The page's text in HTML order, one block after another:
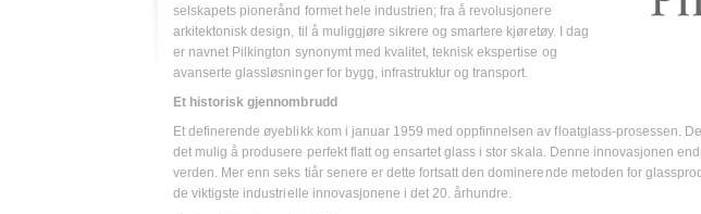
selskapets pionerånd formet hele industrien; fra å revolusjonere
arkitektonisk design, til å muliggjøre sikrere og smartere kjøretøy. I dag
er navnet Pilkington synonymt med kvalitet, teknisk ekspertise og
avanserte glassløsninger for bygg, infrastruktur og transport.
Et historisk gjennombrudd
Et definerende øyeblikk kom i januar 1959 med oppfinnelsen av floatglass-prosessen.
det mulig å produsere perfekt flatt og ensartet glass i stor skala. Denne innovasjonen
verden. Mer enn seks tiår senere er dette fortsatt den dominerende metoden for
de viktigste industrielle innovasjonene i det 20. århundre.